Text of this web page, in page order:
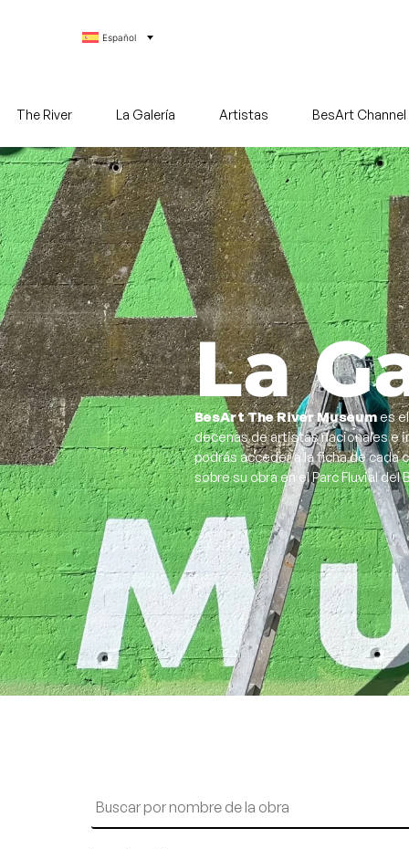
Español
The River La Galería Artistas BesArt Channel
La
BesArt The River Museumes
decenas de artistas nacionales e
podrás acceder a la ficha de
sobre su obra en el Parc Fluvial del